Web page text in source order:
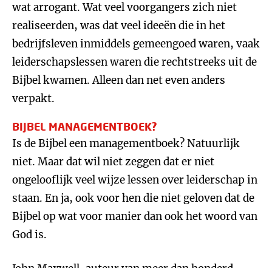
wat arrogant. Wat veel voorgangers zich niet
realiseerden, was dat veel ideeën die in het
bedrijfsleven inmiddels gemeengoed waren, vaak
leiderschapslessen waren die rechtstreeks uit de
Bijbel kwamen. Alleen dan net even anders
verpakt.
BIJBEL MANAGEMENTBOEK?
Is de Bijbel een managementboek? Natuurlijk
niet. Maar dat wil niet zeggen dat er niet
ongelooflijk veel wijze lessen over leiderschap in
staan. En ja, ook voor hen die niet geloven dat de
Bijbel op wat voor manier dan ook het woord van
God is.